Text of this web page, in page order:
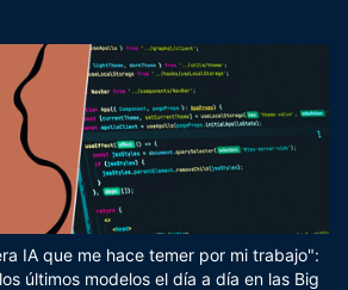
IA que me hace temer por mi trabajo":
últimos modelos el día a día en las Big